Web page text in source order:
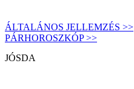
ÁLTALÁNOS JELLEMZÉS >>
PÁRHOROSZKÓP >>
JÓSDA